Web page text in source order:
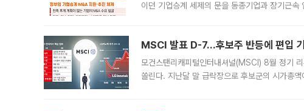
이던 기업승계 세제의 문을 동종기업과 장기근
MSCI 발표 D-7…후보주 반등에 편입
모건스탠리캐피털인터내셔널(MSCI) 8월 정기
쏠린다. 지난달 말 급락장으로 후보군의 시가총